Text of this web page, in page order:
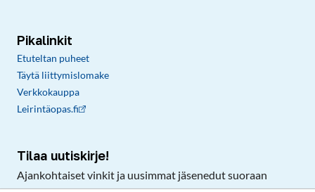
Pikalinkit
Etuteltan puheet
Täytä liittymislomake
Verkkokauppa
Leirintäopas.fi
Tilaa uutiskirje!
Ajankohtaiset vinkit ja uusimmat jäsenedut suoraan